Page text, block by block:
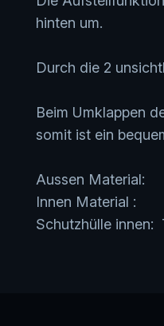
hinten um.
Durch die 2
Beim Umklappen
somit ist ein
Aussen Material:
Innen Material :
Schutzhülle innen: